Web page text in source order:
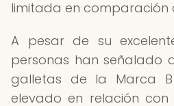
limitada en comparación
A pesar de su
personas han señalado
galletas de la Marca
elevado en relación